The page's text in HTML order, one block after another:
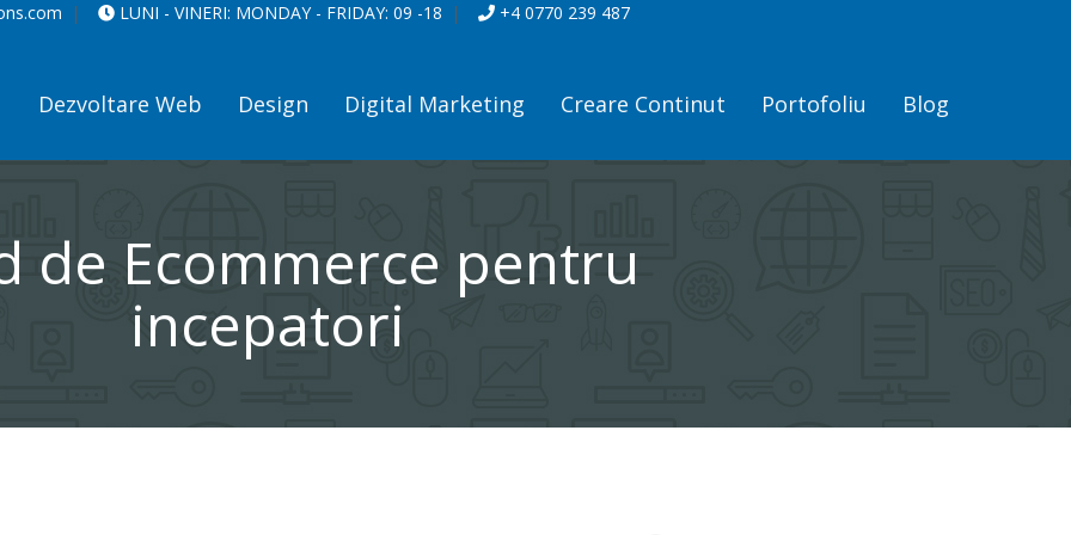
LUNI - VINERI: MONDAY - FRIDAY: 09 -18 +4 0770 239 487
Dezvoltare Web Design Digital Marketing Creare Continut Portofoliu Blog
de Ecommerce pentru
incepatori